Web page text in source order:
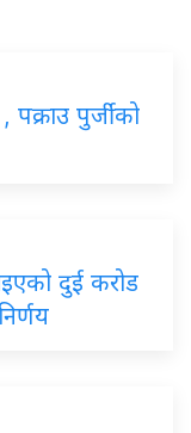
पक्राउ पुर्जीको
दुई करोड